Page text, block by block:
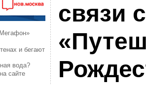
и бегают
вода?
сайте
связи